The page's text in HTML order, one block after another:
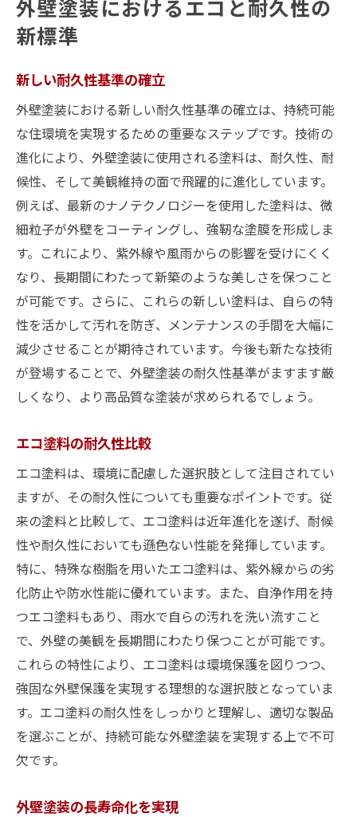
外壁塗装におけるエコと耐久性の
新標準
新しい耐久性基準の確立
外壁塗装における新しい耐久性基準の確立は、持続可能
な住環境を実現するための重要なステップです。技術の
進化により、外壁塗装に使用される塗料は、耐久性、耐
候性、そして美観維持の面で飛躍的に進化しています。
例えば、最新のナノテクノロジーを使用した塗料は、微
細粒子が外壁をコーティングし、強靭な塗膜を形成しま
す。これにより、紫外線や風雨からの影響を受けにくく
なり、長期間にわたって新築のような美しさを保つこと
が可能です。さらに、これらの新しい塗料は、自らの特
性を活かして汚れを防ぎ、メンテナンスの手間を大幅に
減少させることが期待されています。今後も新たな技術
が登場することで、外壁塗装の耐久性基準がますます厳
しくなり、より高品質な塗装が求められるでしょう。
エコ塗料の耐久性比較
エコ塗料は、環境に配慮した選択肢として注目されてい
ますが、その耐久性についても重要なポイントです。従
来の塗料と比較して、エコ塗料は近年進化を遂げ、耐候
性や耐久性においても遜色ない性能を発揮しています。
特に、特殊な樹脂を用いたエコ塗料は、紫外線からの劣
化防止や防水性能に優れています。また、自浄作用を持
つエコ塗料もあり、雨水で自らの汚れを洗い流すこと
で、外壁の美観を長期間にわたり保つことが可能です。
これらの特性により、エコ塗料は環境保護を図りつつ、
強固な外壁保護を実現する理想的な選択肢となっていま
す。エコ塗料の耐久性をしっかりと理解し、適切な製品
を選ぶことが、持続可能な外壁塗装を実現する上で不可
欠です。
外壁塗装の長寿命化を実現